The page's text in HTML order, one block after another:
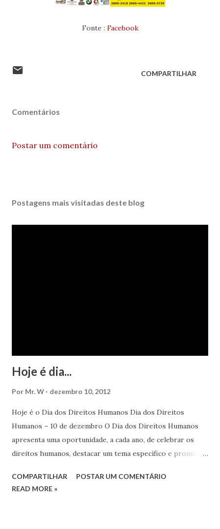
Fonte : Facebook
COMPARTILHAR
Comentários
Postar um comentário
Postagens mais visitadas deste blog
Hoje é dia...
Por Mr. W dezembro 10, 2012
Hoje é o Dia dos Direitos Humanos Dia dos Direitos
Humanos – 10 de dezembro O Dia dos Direitos Humanos
apresenta uma oportunidade, a cada ano, de celebrar os
direitos humanos, destacar um tema específico e promover
em todos os lugares. Este ano, o foco é sobre os direitos
COMPARTILHAR
POSTAR UM COMENTÁRIO
READ MORE »